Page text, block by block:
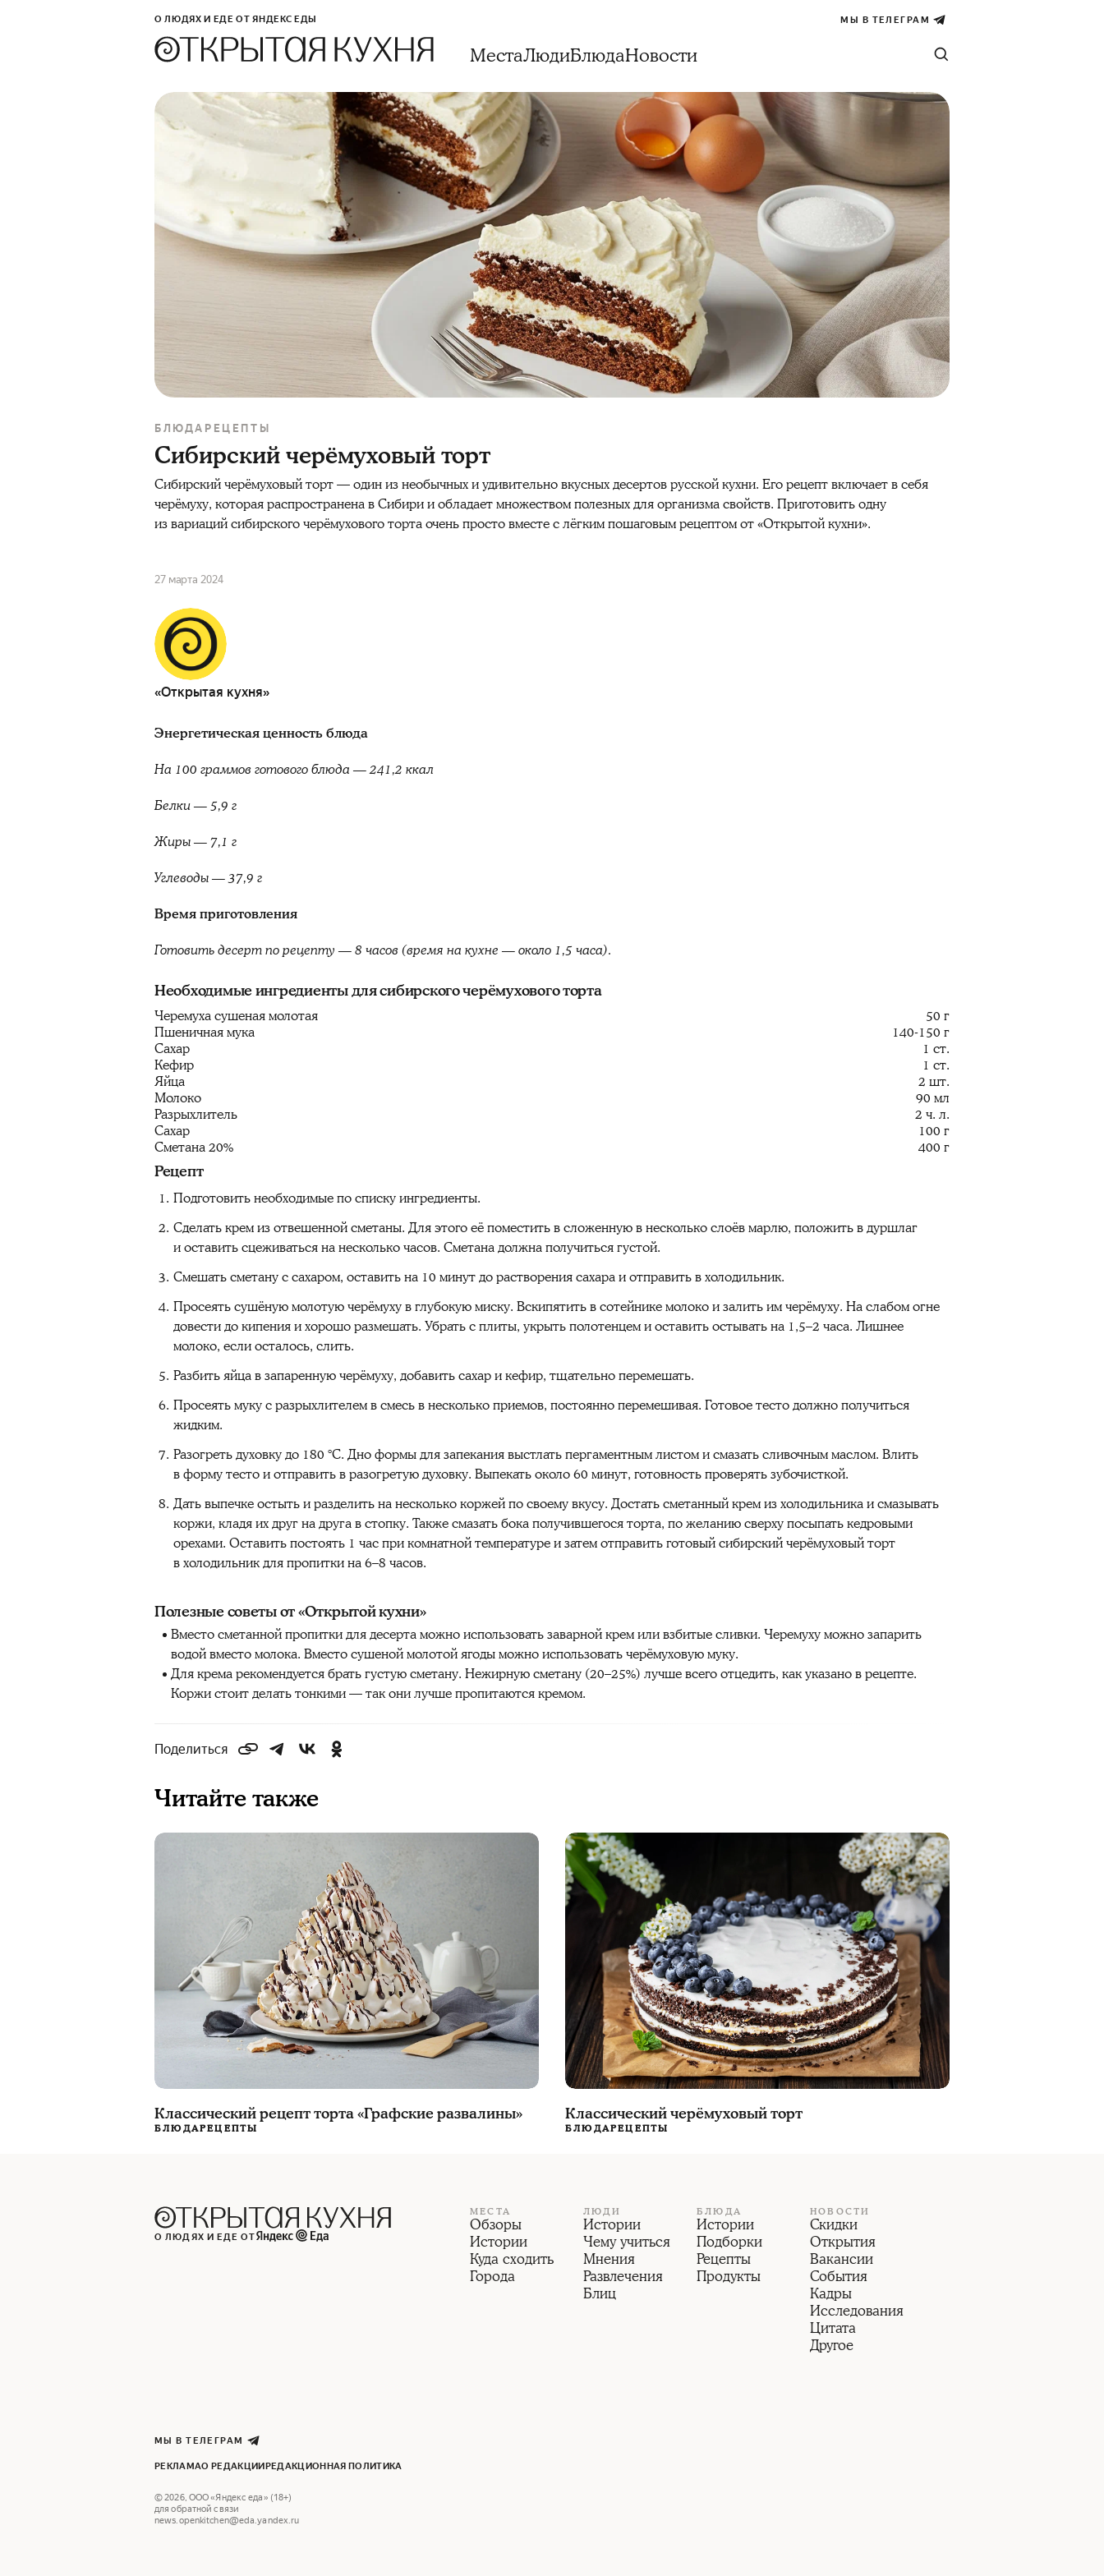
О ЛЮДЯХ И ЕДЕ ОТ ЯНДЕКС ЕДЫ МЫ В ТЕЛЕГРАМ
МестаЛюдиБлюдаНовости
БЛЮДА РЕЦЕПТЫ
Сибирский черёмуховый торт
Сибирский черёмуховый торт — один из необычных и удивительно вкусных десертов русской кухни. Его рецепт включает в себя
черёмуху, которая распространена в Сибири и обладает множеством полезных для организма свойств. Приготовить одну
из вариаций сибирского черёмухового торта очень просто вместе с лёгким пошаговым рецептом от «Открытой кухни».
27 марта 2024
«Открытая кухня»
Энергетическая ценность блюда
На 100 граммов готового блюда — 241,2 ккал
Белки — 5,9 г
Жиры — 7,1 г
Углеводы — 37,9 г
Время приготовления
Готовить десерт по рецепту — 8 часов (время на кухне — около 1,5 часа).
Необходимые ингредиенты для сибирского черёмухового торта
Черемуха сушеная молотая
50 г
Пшеничная мука
140-150 г
Сахар
1 ст.
Кефир
1 ст.
Яйца
2 шт.
Молоко
90 мл
Разрыхлитель
2 ч. л.
Сахар
100 г
Сметана 20%
400 г
Рецепт
Подготовить необходимые по списку ингредиенты.
Сделать крем из отвешенной сметаны. Для этого её поместить в сложенную в несколько слоёв марлю, положить в дуршлаг
и оставить сцеживаться на несколько часов. Сметана должна получиться густой.
Смешать сметану с сахаром, оставить на 10 минут до растворения сахара и отправить в холодильник.
Просеять сушёную молотую черёмуху в глубокую миску. Вскипятить в сотейнике молоко и залить им черёмуху. На слабом огне
довести до кипения и хорошо размешать. Убрать с плиты, укрыть полотенцем и оставить остывать на 1,5–2 часа. Лишнее
молоко, если осталось, слить.
Разбить яйца в запаренную черёмуху, добавить сахар и кефир, тщательно перемешать.
Просеять муку с разрыхлителем в смесь в несколько приемов, постоянно перемешивая. Готовое тесто должно получиться
жидким.
Разогреть духовку до 180 °C. Дно формы для запекания выстлать пергаментным листом и смазать сливочным маслом. Влить
в форму тесто и отправить в разогретую духовку. Выпекать около 60 минут, готовность проверять зубочисткой.
Дать выпечке остыть и разделить на несколько коржей по своему вкусу. Достать сметанный крем из холодильника и смазывать
коржи, кладя их друг на друга в стопку. Также смазать бока получившегося торта, по желанию сверху посыпать кедровыми
орехами. Оставить постоять 1 час при комнатной температуре и затем отправить готовый сибирский черёмуховый торт
в холодильник для пропитки на 6–8 часов.
Полезные советы от «Открытой кухни»
Вместо сметанной пропитки для десерта можно использовать заварной крем или взбитые сливки. Черемуху можно запарить
водой вместо молока. Вместо сушеной молотой ягоды можно использовать черёмуховую муку.
Для крема рекомендуется брать густую сметану. Нежирную сметану (20–25%) лучше всего отцедить, как указано в рецепте.
Коржи стоит делать тонкими — так они лучше пропитаются кремом.
Поделиться
Читайте также
Классический рецепт торта «Графские развалины»
БЛЮДАРЕЦЕПТЫ
Классический черёмуховый торт
БЛЮДАРЕЦЕПТЫ
О ЛЮДЯХ И ЕДЕ ОТ
МЕСТА
Обзоры
Истории
Куда сходить
Города
ЛЮДИ
Истории
Чему учиться
Мнения
Развлечения
Блиц
БЛЮДА
Истории
Подборки
Рецепты
Продукты
НОВОСТИ
Скидки
Открытия
Вакансии
События
Кадры
Исследования
Цитата
Другое
МЫ В ТЕЛЕГРАМ
РЕКЛАМАО РЕДАКЦИИ РЕДАКЦИОННАЯ ПОЛИТИКА
©2026, ООО «Яндекс еда» (18+)
для обратной связи
news.openkitchen@eda.yandex.ru